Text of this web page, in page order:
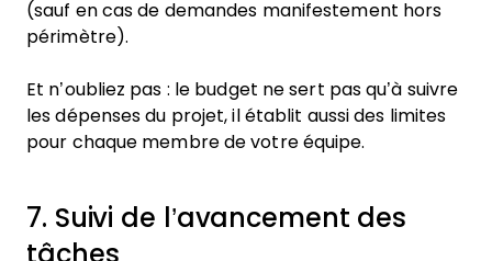
(sauf en cas de demandes manifestement hors
périmètre).
Et n’oubliez pas : le budget ne sert pas qu’à suivre
les dépenses du projet, il établit aussi des limites
pour chaque membre de votre équipe.
7. Suivi de l’avancement des
tâches